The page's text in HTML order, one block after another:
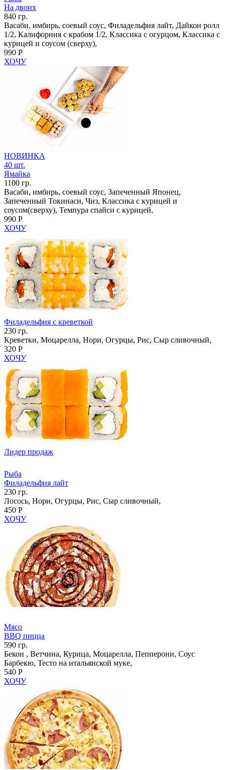
На двоих
840 гр.
Васаби, имбирь, соевый соус, Филадельфия лайт, Дайкон ролл
1/2, Калифорния с крабом 1/2, Классика с огурцом, Классика с
курицей и соусом (сверху),
990 Р
ХОЧУ
НОВИНКА
40 шт.
Ямайка
1100 гр.
Васаби, имбирь, соевый соус, Запеченный Японец,
Запеченный Токинаси, Чиз, Классика с курицей и
соусом(сверху), Темпура спайси с курицей,
990 Р
ХОЧУ
Филадельфия с креветкой
230 гр.
Креветки, Моцарелла, Нори, Огурцы, Рис, Сыр сливочный,
320 Р
ХОЧУ
Лидер продаж
Рыба
Филадельфия лайт
230 гр.
Лосось, Нори, Огурцы, Рис, Сыр сливочный,
450 Р
ХОЧУ
Мясо
BBQ пицца
590 гр.
Бекон , Ветчина, Курица, Моцарелла, Пепперони, Соус
Барбекю, Тесто на итальянской муке,
540 Р
ХОЧУ